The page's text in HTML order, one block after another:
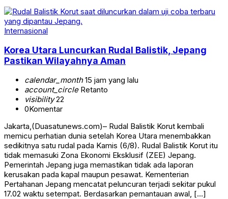
Internasional
Korea Utara Luncurkan Rudal Balistik, Jepang
Pastikan Wilayahnya Aman
calendar_month15 jam yang lalu
account_circleRetanto
visibility22
0Komentar
Jakarta,(Duasatunews.com)– Rudal Balistik Korut kembali
memicu perhatian dunia setelah Korea Utara menembakkan
sedikitnya satu rudal pada Kamis (6/8). Rudal Balistik Korut itu
tidak memasuki Zona Ekonomi Eksklusif (ZEE) Jepang.
Pemerintah Jepang juga memastikan tidak ada laporan
kerusakan pada kapal maupun pesawat. Kementerian
Pertahanan Jepang mencatat peluncuran terjadi sekitar pukul
17.02 waktu setempat. Berdasarkan pemantauan awal, […]